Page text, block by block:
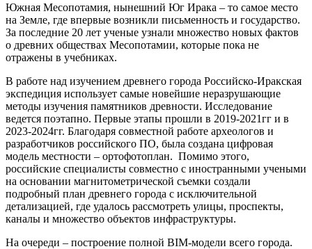
Южная Месопотамия, нынешний Юг Ирака – то самое место
на Земле, где впервые возникли письменность и государство.
За последние 20 лет ученые узнали множество новых фактов
о древних обществах Месопотамии, которые пока не
отражены в учебниках.
В работе над изучением древнего города Российско-Иракская
экспедиция использует самые новейшие неразрушающие
методы изучения памятников древности. Исследование
ведется поэтапно. Первые этапы прошли в 2019-2021гг и в
2023-2024гг. Благодаря совместной работе археологов и
разработчиков российского ПО, была создана цифровая
модель местности – ортофотоплан. Помимо этого,
российские специалисты совместно с иностранными учеными
на основании магнитометрической съемки создали
подробный план древнего города с исключительной
детализацией, где удалось рассмотреть улицы, проспекты,
каналы и множество объектов инфраструктуры.
На очереди – построение полной BIM-модели всего города.